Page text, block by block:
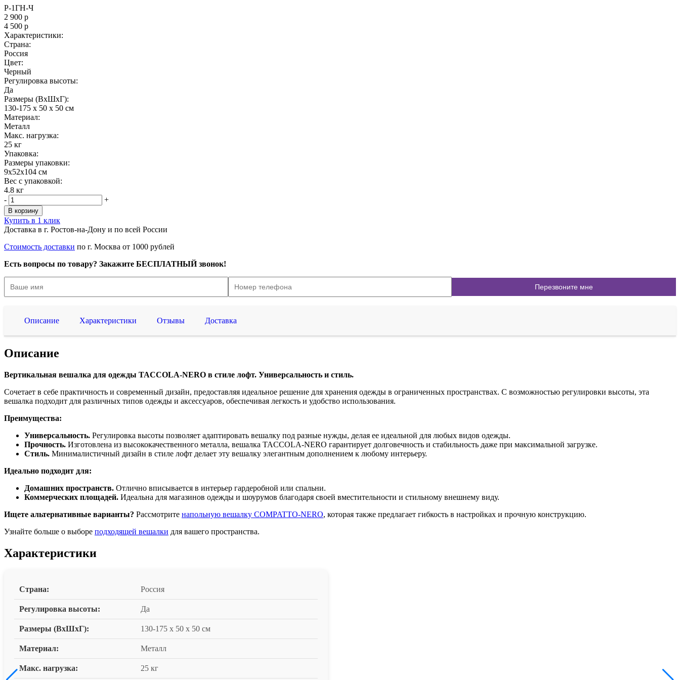
Р-1ГН-Ч
2 900 р
4 500 р
Характеристики:
Страна:
Россия
Цвет:
Черный
Регулировка высоты:
Да
Размеры (ВxШxГ):
130-175 x 50 x 50 см
Материал:
Металл
Maкс. нагрузка:
25 кг
Упаковка:
Размеры упаковки:
9x52x104 см
Вес с упаковкой:
4.8 кг
-
+
В корзину
Купить в 1 клик
Доставка в г. Ростов-на-Дону и по всей России
Стоимость доставки по г. Москва от 1000 рублей
Есть вопросы по товару? Закажите БЕСПЛАТНЫЙ звонок!
Описание Характеристики Отзывы Доставка
Описание
Вертикальная вешалка для одежды TACCOLA-NERO в стиле лофт. Универсальность и стиль.
Сочетает в себе практичность и современный дизайн, предоставляя идеальное решение для хранения одежды в ограниченных пространствах. С возможностью регулировки высоты, эта
вешалка подходит для различных типов одежды и аксессуаров, обеспечивая легкость и удобство использования.
Преимущества:
Универсальность. Регулировка высоты позволяет адаптировать вешалку под разные нужды, делая ее идеальной для любых видов одежды.
Прочность. Изготовлена из высококачественного металла, вешалка TACCOLA-NERO гарантирует долговечность и стабильность даже при максимальной загрузке.
Стиль. Минималистичный дизайн в стиле лофт делает эту вешалку элегантным дополнением к любому интерьеру.
Идеально подходит для:
Домашних пространств. Отлично вписывается в интерьер гардеробной или спальни.
Коммерческих площадей. Идеальна для магазинов одежды и шоурумов благодаря своей вместительности и стильному внешнему виду.
Ищете альтернативные варианты? Рассмотрите напольную вешалку COMPATTO-NERO, которая также предлагает гибкость в настройках и прочную конструкцию.
Узнайте больше о выборе подходящей вешалки для вашего пространства.
Характеристики
Страна: Россия
Регулировка высоты: Да
Размеры (ВxШxГ): 130-175 x 50 x 50 см
Материал: Металл
Макс. нагрузка: 25 кг